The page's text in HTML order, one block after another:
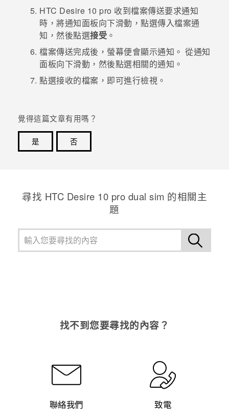
HTC Desire 10 pro 收到檔案傳送要求通知
時，將通知面板向下滑動，點選傳入檔案通
知，然後點選接受 。
檔案傳送完成後，螢幕便會顯示通知。 從通知
面板向下滑動，然後點選相關的通知。
點選接收的檔案，即可進行檢視。
覺得這篇文章有用嗎？
是
否
尋找 HTC Desire 10 pro dual sim 的相關主
題
找不到您要尋找的內容？
聯絡我們 致電